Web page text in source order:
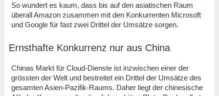
So wundert es kaum, dass bis auf den asiatischen Raum
überall Amazon zusammen mit den Konkurrenten Microsoft
und Google für fast zwei Drittel der Umsätze sorgen.
Ernsthafte Konkurrenz nur aus China
Chinas Markt für Cloud-Dienste ist inzwischen einer der
grössten der Welt und bestreitet ein Drittel der Umsätze des
gesamten Asien-Pazifik-Raums. Daher liegt der chinesische